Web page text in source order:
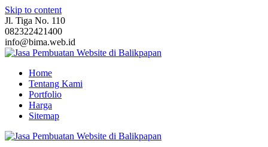
Skip to content
Jl. Tiga No. 110
082322421400
info@bima.web.id
Home
Tentang Kami
Portfolio
Harga
Sitemap